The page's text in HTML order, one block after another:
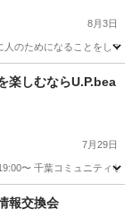
8月3日
人のためになることをし
グラム
楽しむならU.P.bea
7月29日
〜 千葉コミュニティセ
報交換会